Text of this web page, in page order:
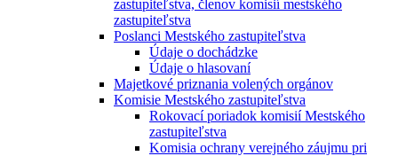
zastupiteľstva, členov komisií mestského
zastupiteľstva
Poslanci Mestského zastupiteľstva
Údaje o dochádzke
Údaje o hlasovaní
Majetkové priznania volených orgánov
Komisie Mestského zastupiteľstva
Rokovací poriadok komisií Mestského
zastupiteľstva
Komisia ochrany verejného záujmu pri